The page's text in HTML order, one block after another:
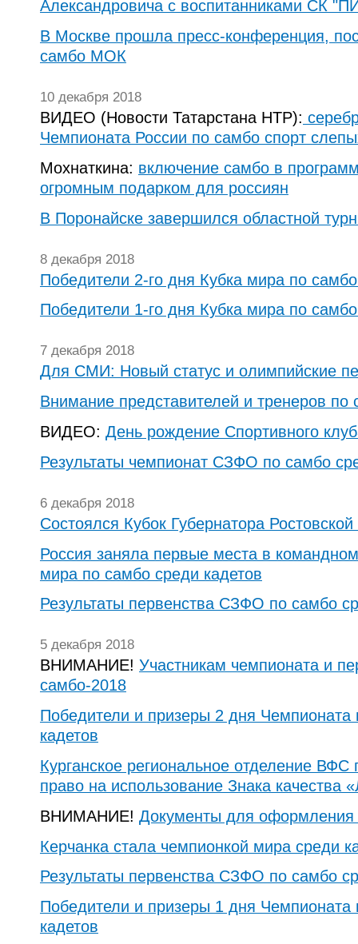
Александровича с воспитанниками СК
В Москве прошла пресс-конференция,
самбо МОК
10 декабря 2018
ВИДЕО (Новости Татарстана НТР):
Чемпионата России по самбо спорт
Мохнаткина: включение самбо в
огромным подарком для россиян
В Поронайске завершился областной
8 декабря 2018
Победители 2-го дня Кубка мира по
Победители 1-го дня Кубка мира по
7 декабря 2018
Для СМИ: Новый статус и олимпийские
Внимание представителей и тренеров по
ВИДЕО: День рождение Спортивного
Результаты чемпионат СЗФО по самбо
6 декабря 2018
Состоялся Кубок Губернатора
Россия заняла первые места в
мира по самбо среди кадетов
Результаты первенства СЗФО по самбо
5 декабря 2018
ВНИМАНИЕ! Участникам чемпионата и
самбо-2018
Победители и призеры 2 дня
кадетов
Курганское региональное отделение
право на использование Знака качества
ВНИМАНИЕ! Документы для
Керчанка стала чемпионкой мира среди
Результаты первенства СЗФО по самбо
Победители и призеры 1 дня
кадетов